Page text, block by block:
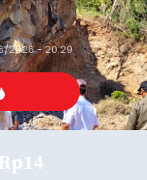
2026 - 20:29